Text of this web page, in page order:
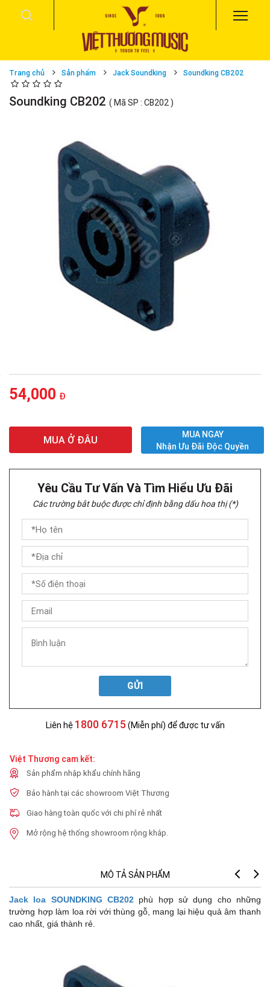
Trang chủ Sản phẩm Jack Soundking Soundking CB202
Soundking CB202 ( Mã SP : CB202 )
54,000 Đ
MUA Ở ĐÂU
MUA NGAY
Nhận Ưu Đãi Độc Quyền
Yêu Cầu Tư Vấn Và Tìm Hiểu Ưu Đãi
Các trường bắt buộc được chỉ định bằng dấu hoa thị (*)
GỬI
Liên hệ 1800 6715 (Miễn phí) để được tư vấn
Việt Thương cam kết:
Sản phẩm nhập khẩu chính hãng
Bảo hành tại các showroom Việt Thương
Giao hàng toàn quốc với chi phí rẻ nhất
Mở rộng hệ thống showroom rộng khắp.
MÔ TẢ SẢN PHẨM
Jack loa SOUNDKING CB202 phù hợp sử dụng cho những
trường hợp làm loa rời với thùng gỗ, mang lại hiệu quả âm thanh
cao nhất, giá thành rẻ.